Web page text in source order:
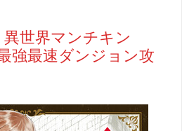
世界マンチキン
強最速ダンジョン攻